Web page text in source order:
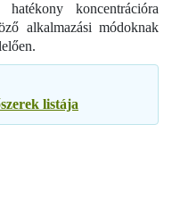
koncentrációra
alkalmazási módoknak
listája